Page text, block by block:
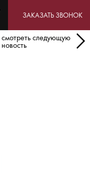
ЗАКАЗАТЬ ЗВОНОК
смотреть следующую
новость